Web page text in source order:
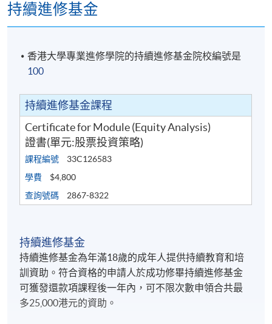
持續進修基金
香港大學專業進修學院的持續進修基金院校編號是
100
持續進修基金課程
Certificate for Module (Equity Analysis)
證書(單元:股票投資策略)
課程編號
33C126583
學費
$4,800
查詢號碼
2867-8322
持續進修基金
持續進修基金為年滿18歲的成年人提供持續教育和培
訓資助。符合資格的申請人於成功修畢持續進修基金
可獲發還款項課程後一年內，可不限次數申領合共最
多25,000港元的資助。